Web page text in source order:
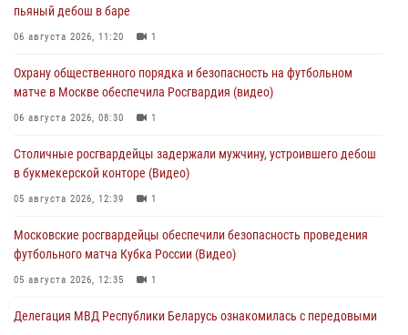
пьяный дебош в баре
06 августа 2026, 11:20 1
Охрану общественного порядка и безопасность на футбольном
матче в Москве обеспечила Росгвардия (видео)
06 августа 2026, 08:30 1
Столичные росгвардейцы задержали мужчину, устроившего дебош
в букмекерской конторе (Видео)
05 августа 2026, 12:39 1
Московские росгвардейцы обеспечили безопасность проведения
футбольного матча Кубка России (Видео)
05 августа 2026, 12:35 1
Делегация МВД Республики Беларусь ознакомилась с передовыми